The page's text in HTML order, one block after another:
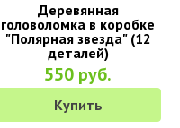
Деревянная
головоломка в коробке
"Полярная звезда" (12
деталей)
550 руб.
Купить